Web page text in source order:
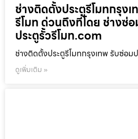
ช่างติดตั้งประตูรีโมทกรุง
รีโมท ด่วนถึงที่โดย ช่างซ่
ประตูรั้วรีโมท.com
ช่างติดตั้งประตูรีโมทกรุงเทพ รับซ่อม
ดูเพิ่มเติม »